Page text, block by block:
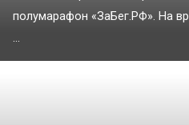
полумарафон «ЗаБег.РФ». На
...